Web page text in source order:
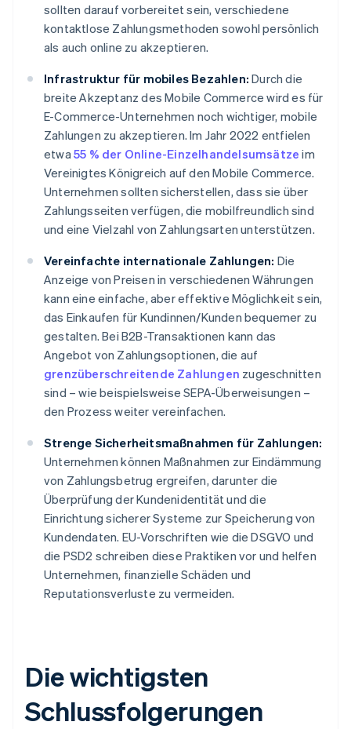
sollten darauf vorbereitet sein, verschiedene
kontaktlose Zahlungsmethoden sowohl persönlich
als auch online zu akzeptieren.
Infrastruktur für mobiles Bezahlen: Durch die
breite Akzeptanz des Mobile Commerce wird es für
E-Commerce-Unternehmen noch wichtiger, mobile
Zahlungen zu akzeptieren. Im Jahr 2022 entfielen
etwa55 % der Online-Einzelhandelsumsätze im
Vereinigtes Königreich auf den Mobile Commerce.
Unternehmen sollten sicherstellen, dass sie über
Zahlungsseiten verfügen, die mobilfreundlich sind
und eine Vielzahl von Zahlungsarten unterstützen.
Vereinfachte internationale Zahlungen: Die
Anzeige von Preisen in verschiedenen Währungen
kann eine einfache, aber effektive Möglichkeit sein,
das Einkaufen für Kundinnen/Kunden bequemer zu
gestalten. Bei B2B-Transaktionen kann das
Angebot von Zahlungsoptionen, die auf
grenzüberschreitende Zahlungen zugeschnitten
sind – wie beispielsweise SEPA-Überweisungen –
den Prozess weiter vereinfachen.
Strenge Sicherheitsmaßnahmen für Zahlungen:
Unternehmen können Maßnahmen zur Eindämmung
von Zahlungsbetrug ergreifen, darunter die
Überprüfung der Kundenidentität und die
Einrichtung sicherer Systeme zur Speicherung von
Kundendaten. EU-Vorschriften wie die DSGVO und
die PSD2 schreiben diese Praktiken vor und helfen
Unternehmen, finanzielle Schäden und
Reputationsverluste zu vermeiden.
Die wichtigsten
Schlussfolgerungen